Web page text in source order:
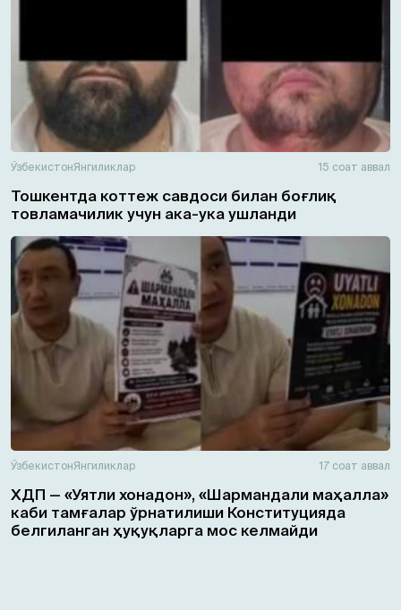
ЎзбекистонЯнгиликлар 15 соат аввал
Тошкентда коттеж савдоси билан боғлиқ
товламачилик учун ака-ука ушланди
ЎзбекистонЯнгиликлар 17 соат аввал
ХДП — «Уятли хонадон», «Шармандали маҳалла»
каби тамғалар ўрнатилиши Конституцияда
белгиланган ҳуқуқларга мос келмайди